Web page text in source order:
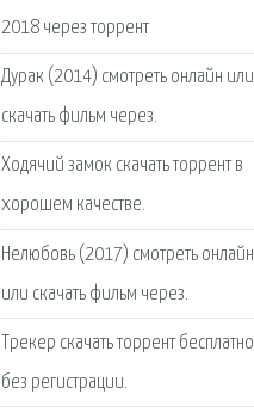
2018 через торрент
Дурак (2014) смотреть онлайн или
скачать фильм через.
Ходячий замок скачать торрент в
хорошем качестве.
Нелюбовь (2017) смотреть онлайн
или скачать фильм через.
Трекер скачать торрент бесплатно
без регистрации.